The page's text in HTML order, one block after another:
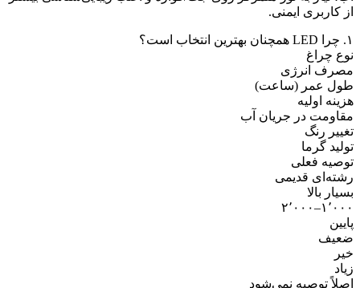
از کاربری ایمنی.
نوع چراغ
مصرف انرژی
طول عمر (ساعت)
هزینه اولیه
مقاومت در جریان آب
تغییر رنگ
تولید گرما
توصیه فعلی
رشته‌ای قدیمی
بسیار بالا
۱٬۰۰۰–۲٬۰۰۰
پایین
ضعیف
خیر
زیاد
اصلاً توصیه نمی‌شود